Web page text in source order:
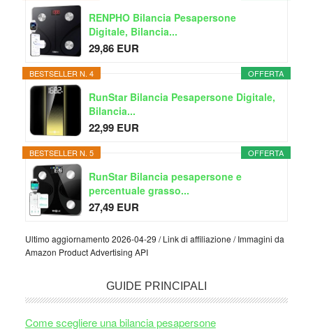
RENPHO Bilancia Pesapersone
Digitale, Bilancia...
29,86 EUR
OFFERTA
BESTSELLER N. 4
RunStar Bilancia Pesapersone Digitale,
Bilancia...
22,99 EUR
OFFERTA
BESTSELLER N. 5
RunStar Bilancia pesapersone e
percentuale grasso...
27,49 EUR
Ultimo aggiornamento 2026-04-29 / Link di affiliazione / Immagini da
Amazon Product Advertising API
GUIDE PRINCIPALI
Come scegliere una bilancia pesapersone